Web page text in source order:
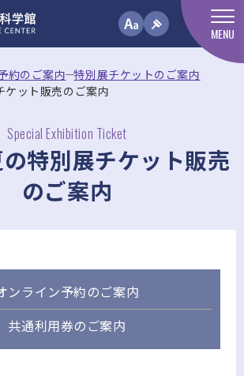
MENU
約のご案内 特別展チケットのご案内
ット販売のご案内
Special Exhibition Ticket
特別展チケット販売
のご案内
ンライン予約のご案内
共通利用券のご案内